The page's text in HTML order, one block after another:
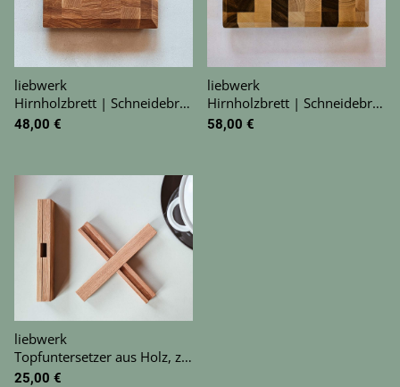
liebwerk
Hirnholzbrett | Schneidebrett | Gr. S
48,00 €
liebwerk
Hirnholzbrett | Schneidebrett | Gr. S lang
58,00 €
liebwerk
Topfuntersetzer aus Holz, zusammensteckbar
25,00 €